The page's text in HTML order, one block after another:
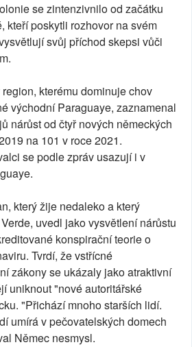
se zintenzivnilo od začátku
kteří poskytli rozhovor na svém
svůj příchod skepsi vůči
kterému dominuje chov
východní Paraguaye, zaznamenal
nárůst od čtyř nových německých
na 101 v roce 2021.
se podle zpráv usazují i v
který žije nedaleko a který
uvedl jako vysvětlení nárůstu
konspirační teorie o
Tvrdí, že vstřícné
zákony se ukázaly jako atraktivní
uniknout "nové autoritářské
"Přichází mnoho starších lidí.
umírá v pečovatelských domech
Němec nesmysl.